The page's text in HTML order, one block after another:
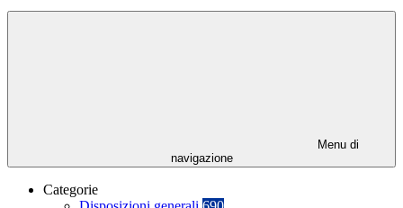
Menu di
navigazione
Categorie